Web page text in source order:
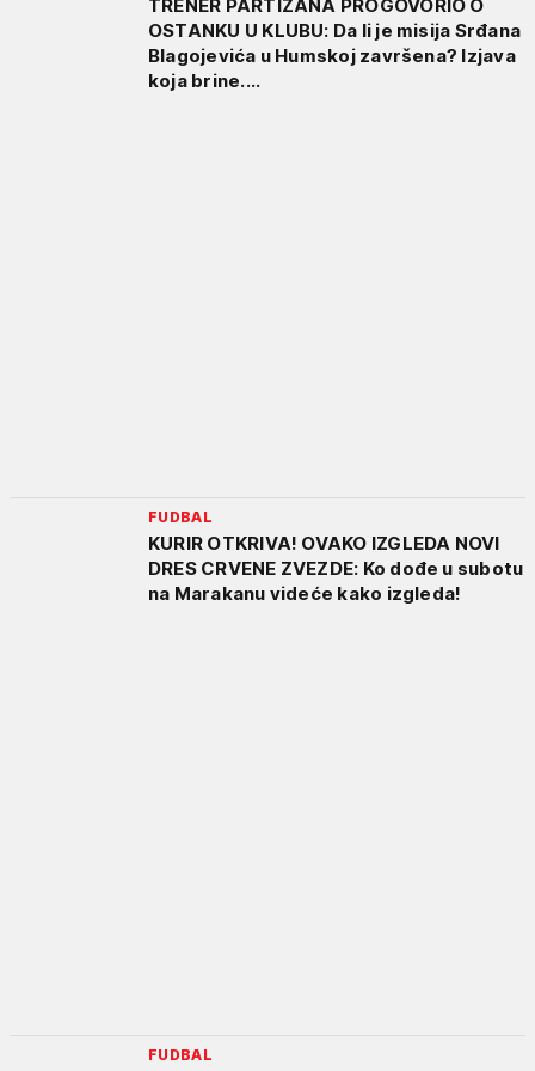
TRENER PARTIZANA PROGOVORIO O
OSTANKU U KLUBU: Da li je misija Srđana
Blagojevića u Humskoj završena? Izjava
koja brine....
FUDBAL
KURIR OTKRIVA! OVAKO IZGLEDA NOVI
DRES CRVENE ZVEZDE: Ko dođe u subotu
na Marakanu videće kako izgleda!
FUDBAL